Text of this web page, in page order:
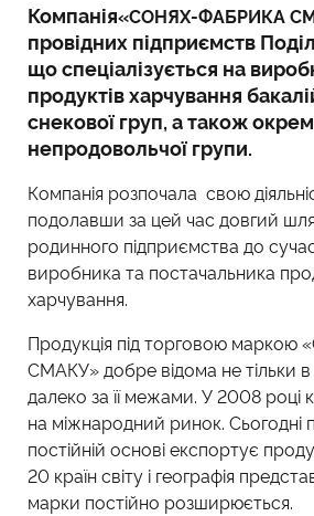
Компанія«СОНЯХ-ФАБРИКА
провідних підприємств
що спеціалізується на
продуктів харчування
снекової груп, а також
непродовольчої групи.
Компанія розпочала свою
подолавши за цей час довгий
родинного підприємства до
виробника та постачальника
харчування.
Продукція під торговою
СМАКУ» добре відома не тільки в
далеко за її межами. У 2008 році
на міжнародний ринок. Сьогодні
постійній основі експортує
20 країн світу і географія
марки постійно розширюється.